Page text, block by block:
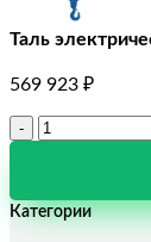
Таль
569 923 ₽
Количество
TOR
Категории